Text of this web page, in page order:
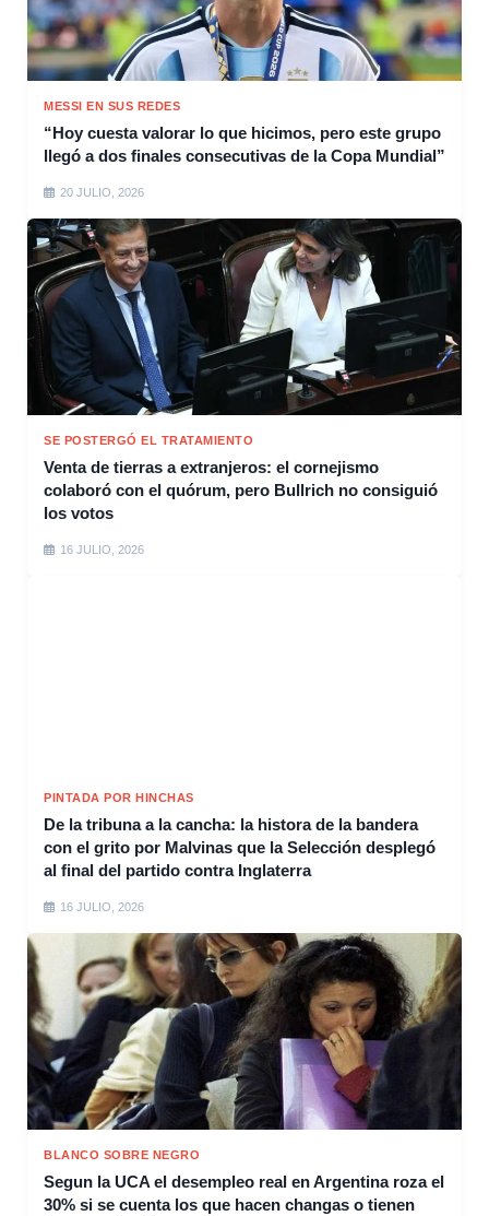
MESSI EN SUS REDES
“Hoy cuesta valorar lo que hicimos, pero este grupo
llegó a dos finales consecutivas de la Copa Mundial”
20 JULIO, 2026
SE POSTERGÓ EL TRATAMIENTO
Venta de tierras a extranjeros: el cornejismo
colaboró con el quórum, pero Bullrich no consiguió
los votos
16 JULIO, 2026
PINTADA POR HINCHAS
De la tribuna a la cancha: la histora de la bandera
con el grito por Malvinas que la Selección desplegó
al final del partido contra Inglaterra
16 JULIO, 2026
BLANCO SOBRE NEGRO
Segun la UCA el desempleo real en Argentina roza el
30% si se cuenta los que hacen changas o tienen